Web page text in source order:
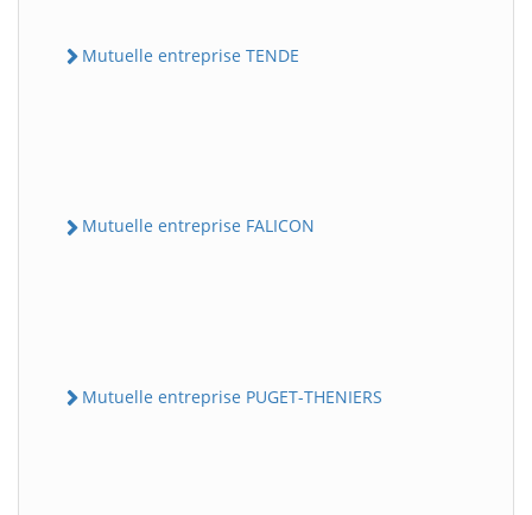
Mutuelle entreprise TENDE
Mutuelle entreprise FALICON
Mutuelle entreprise PUGET-THENIERS